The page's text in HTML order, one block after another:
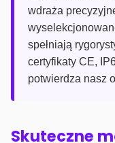
wdraża
spełniają
certyfikaty CE,
potwierdza nasz
Skuteczne